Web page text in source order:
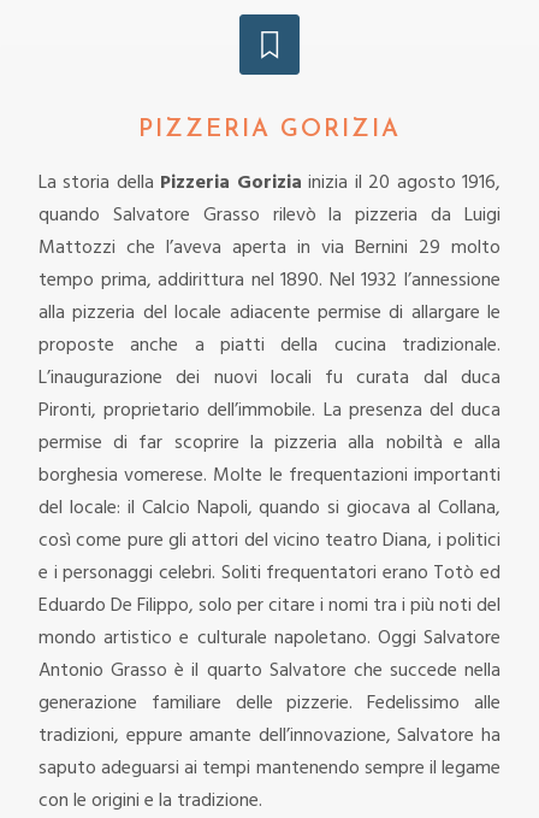
PIZZERIA GORIZIA
La storia della Pizzeria Gorizia inizia il 20 agosto 1916,
quando Salvatore Grasso rilevò la pizzeria da Luigi
Mattozzi che l’aveva aperta in via Bernini 29 molto
tempo prima, addirittura nel 1890. Nel 1932 l’annessione
alla pizzeria del locale adiacente permise di allargare le
proposte anche a piatti della cucina tradizionale.
L’inaugurazione dei nuovi locali fu curata dal duca
Pironti, proprietario dell’immobile. La presenza del duca
permise di far scoprire la pizzeria alla nobiltà e alla
borghesia vomerese. Molte le frequentazioni importanti
del locale: il Calcio Napoli, quando si giocava al Collana,
così come pure gli attori del vicino teatro Diana, i politici
e i personaggi celebri. Soliti frequentatori erano Totò ed
Eduardo De Filippo, solo per citare i nomi tra i più noti del
mondo artistico e culturale napoletano. Oggi Salvatore
Antonio Grasso è il quarto Salvatore che succede nella
generazione familiare delle pizzerie. Fedelissimo alle
tradizioni, eppure amante dell’innovazione, Salvatore ha
saputo adeguarsi ai tempi mantenendo sempre il legame
con le origini e la tradizione.